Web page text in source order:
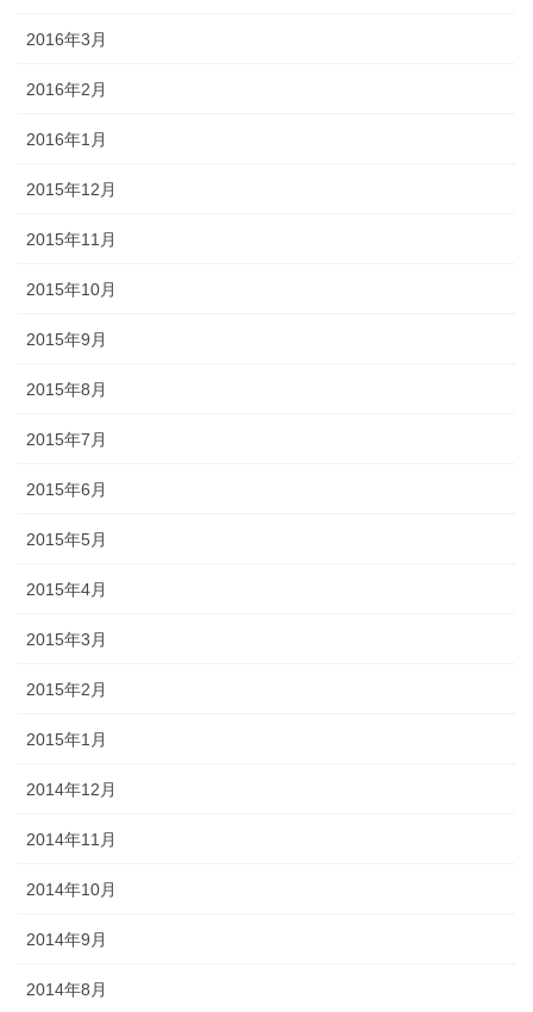
2016年3月
2016年2月
2016年1月
2015年12月
2015年11月
2015年10月
2015年9月
2015年8月
2015年7月
2015年6月
2015年5月
2015年4月
2015年3月
2015年2月
2015年1月
2014年12月
2014年11月
2014年10月
2014年9月
2014年8月